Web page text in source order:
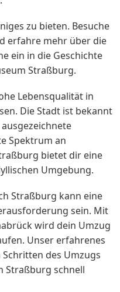
zu bieten. Besuche
erfahre mehr über die
ein in die Geschichte
Straßburg.
Lebensqualität in
Die Stadt ist bekannt
Spektrum an
bietet dir eine
Umgebung.
Straßburg kann eine
sein. Mit
wird dein Umzug
Unser erfahrenes
des Umzugs
Straßburg schnell